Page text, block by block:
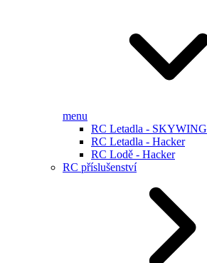
menu
RC Letadla - SKYWING
RC Letadla - Hacker
RC Lodě - Hacker
RC příslušenství